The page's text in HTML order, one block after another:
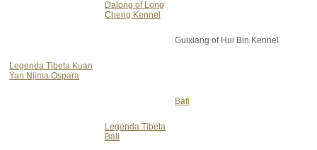
Dalong of Long
Cheng Kennel
Guixiang of Hui Bin Kennel
Legenda Tibeta Kuan
Yan Njima Ospara
Bafi
Legenda Tibeta
Bali